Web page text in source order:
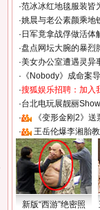
·范冰冰红地毯服装皆
·姚晨与老公素颜乘地
· 日军竟拿战俘做活体
·盘点网坛大腕的暴烈
·美女办公室遭遇灵异
· 《Nobody》成命案
·搜狐娱乐招聘：加入
·台北电玩展靓丽
·
《变形金刚2》送
·
王岳伦爆李湘胎教
新版“西游”绝密照